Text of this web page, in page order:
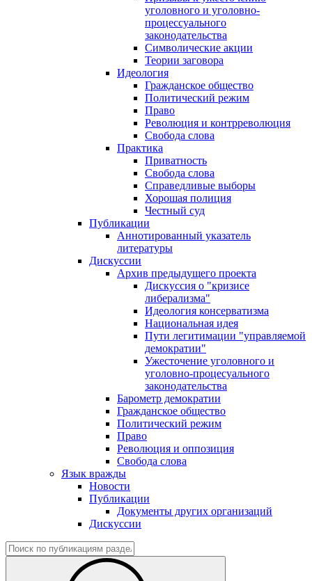
уголовного и уголовно-
процессуального
законодательства
Символические акции
Теории заговора
Идеология
Гражданское общество
Политический режим
Право
Революция и контрреволюция
Свобода слова
Практика
Приватность
Свобода слова
Справедливые выборы
Хорошая полиция
Честный суд
Публикации
Аннотированный указатель
литературы
Дискуссии
Архив предыдущего проекта
Дискуссия о "кризисе
либерализма"
Идеология консерватизма
Национальная идея
Пути легитимации "управляемой
демократии"
Ужесточение уголовного и
уголовно-процесуального
законодательства
Барометр демократии
Гражданское общество
Политический режим
Право
Революция и оппозиция
Свобода слова
Язык вражды
Новости
Публикации
Документы других организаций
Дискуссии